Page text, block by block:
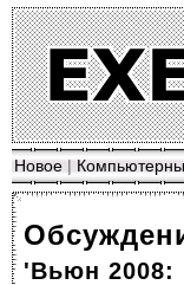
Новое |
'Вьюн 2008: